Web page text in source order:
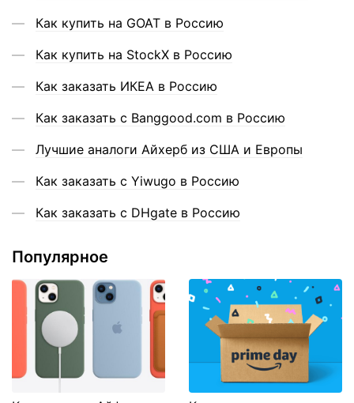
Как купить на GOAT в Россию
Как купить на StockX в Россию
Как заказать ИКЕА в Россию
Как заказать с Banggood.com в Россию
Лучшие аналоги Айхерб из США и Европы
Как заказать с Yiwugo в Россию
Как заказать с DHgate в Россию
Популярное